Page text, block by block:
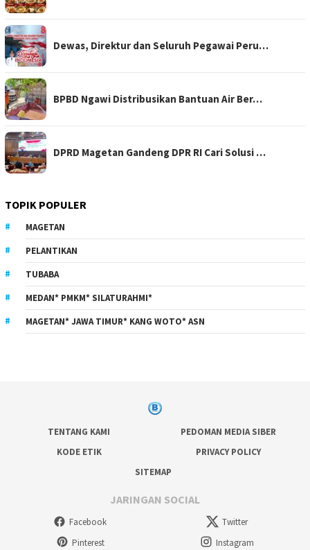
Dewas, Direktur dan Seluruh Pegawai Peru…
BPBD Ngawi Distribusikan Bantuan Air Ber…
DPRD Magetan Gandeng DPR RI Cari Solusi …
TOPIK POPULER
MAGETAN
PELANTIKAN
TUBABA
MEDAN* PMKM* SILATURAHMI*
MAGETAN* JAWA TIMUR* KANG WOTO* ASN
TENTANG KAMI
PEDOMAN MEDIA SIBER
KODE ETIK
PRIVACY POLICY
SITEMAP
JARINGAN SOCIAL
Facebook
Twitter
Pinterest
Instagram